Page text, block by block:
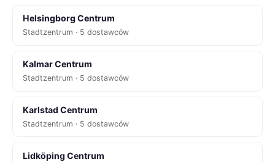
Helsingborg Centrum
Stadtzentrum · 5 dostawców
Kalmar Centrum
Stadtzentrum · 5 dostawców
Karlstad Centrum
Stadtzentrum · 5 dostawców
Lidköping Centrum